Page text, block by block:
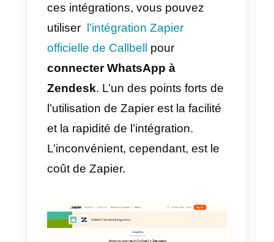
Comment intégrer
WhatsApp à Zendesk
Zapier – Solution de